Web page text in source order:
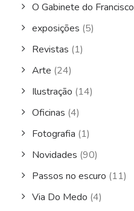
O Gabinete do Francisco
exposições (5)
Revistas (1)
Arte (24)
Ilustração (14)
Oficinas (4)
Fotografia (1)
Novidades (90)
Passos no escuro (11)
Via Do Medo (4)